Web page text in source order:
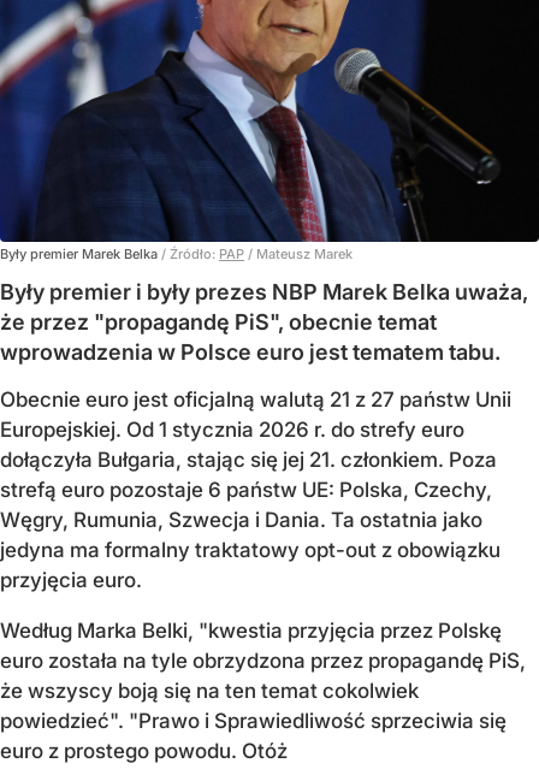
Były premier Marek Belka / Źródło: PAP / Mateusz Marek
Były premier i były prezes NBP Marek Belka uważa,
że przez "propagandę PiS", obecnie temat
wprowadzenia w Polsce euro jest tematem tabu.
Obecnie euro jest oficjalną walutą 21 z 27 państw Unii
Europejskiej. Od 1 stycznia 2026 r. do strefy euro
dołączyła Bułgaria, stając się jej 21. członkiem. Poza
strefą euro pozostaje 6 państw UE: Polska, Czechy,
Węgry, Rumunia, Szwecja i Dania. Ta ostatnia jako
jedyna ma formalny traktatowy opt-out z obowiązku
przyjęcia euro.
Według Marka Belki, "kwestia przyjęcia przez Polskę
euro została na tyle obrzydzona przez propagandę PiS,
że wszyscy boją się na ten temat cokolwiek
powiedzieć". "Prawo i Sprawiedliwość sprzeciwia się
euro z prostego powodu. Otóż